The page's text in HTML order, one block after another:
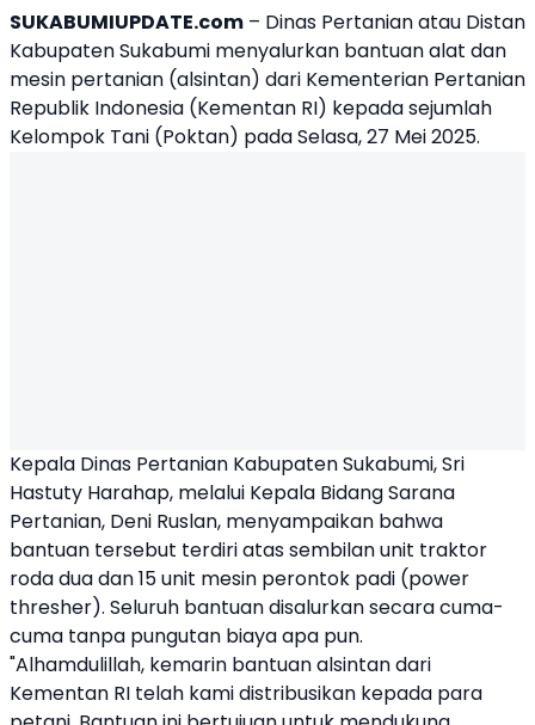
SUKABUMIUPDATE.com – Dinas Pertanian atau Distan
Kabupaten Sukabumi menyalurkan bantuan alat dan
mesin pertanian (alsintan) dari Kementerian Pertanian
Republik Indonesia (Kementan RI) kepada sejumlah
Kelompok Tani (Poktan) pada Selasa, 27 Mei 2025.
Kepala Dinas Pertanian Kabupaten Sukabumi, Sri
Hastuty Harahap, melalui Kepala Bidang Sarana
Pertanian, Deni Ruslan, menyampaikan bahwa
bantuan tersebut terdiri atas sembilan unit traktor
roda dua dan 15 unit mesin perontok padi (power
thresher). Seluruh bantuan disalurkan secara cuma-
cuma tanpa pungutan biaya apa pun.
"Alhamdulillah, kemarin bantuan alsintan dari
Kementan RI telah kami distribusikan kepada para